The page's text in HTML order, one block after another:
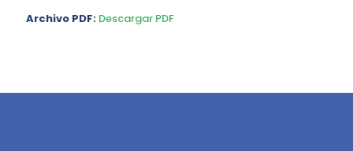
Archivo PDF: Descargar PDF